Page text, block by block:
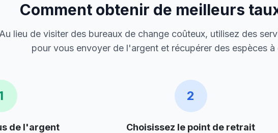
Comment obtenir de meilleurs
Au lieu de visiter des bureaux de change coûteux, utilisez des
pour vous envoyer de l'argent et récupérer des espèces à
de l'argent
2
Choisissez le point de retrait